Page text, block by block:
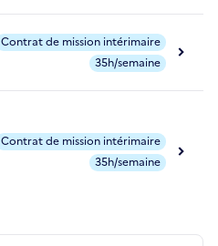
Contrat de mission intérimaire
35h/semaine
Contrat de mission intérimaire
35h/semaine